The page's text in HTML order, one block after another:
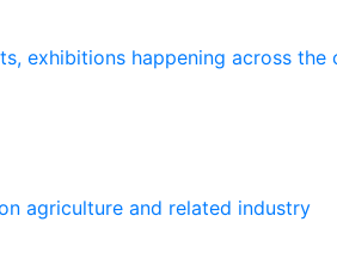
exhibitions happening across the
agriculture and related industry